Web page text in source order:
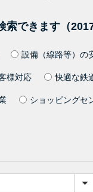
できます（
設備（線路等）の
様対応 快適な鉄
ショッピングセ